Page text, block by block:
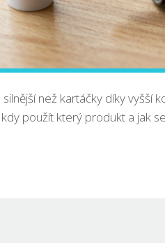
silnější než kartáčky díky vyšší
použít který produkt a jak